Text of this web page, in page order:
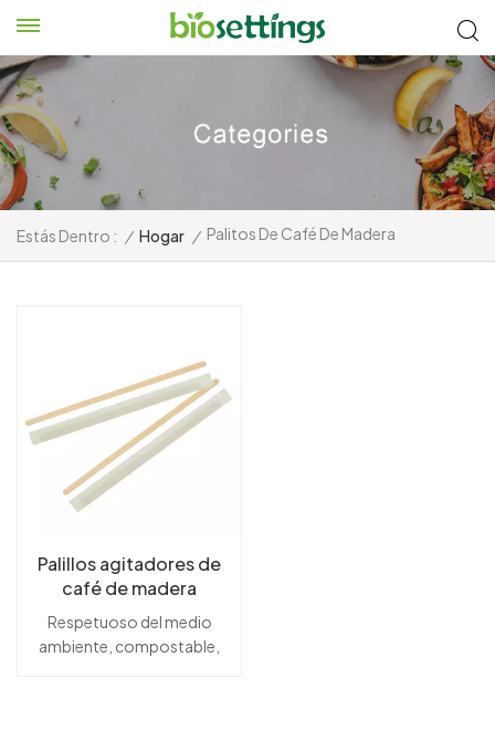
Estás Dentro : / Hogar / Palitos De Café De Madera
Palillos agitadores de
café de madera
personalizados
naturales
biodegradables
Respetuoso del medio
ambiente, compostable,